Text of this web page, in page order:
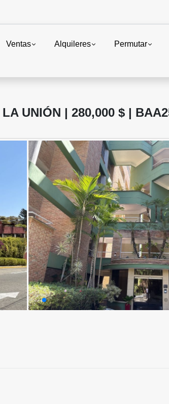
Ventas Alquileres Permutar
UNIÓN | 280,000 $ |